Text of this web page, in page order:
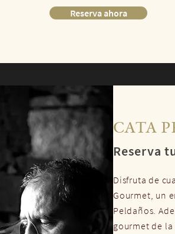
Reserva ahora
CATA
Reserva
Disfruta de
Gourmet, un
Peldaños.
gourmet de